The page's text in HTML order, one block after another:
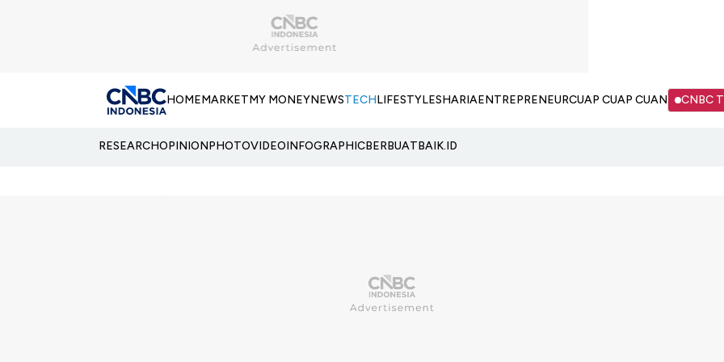
HOMEMARKETMY MONEYNEWSTECHLIFESTYLESHARIAENTREPRENEURCUAP CUAP CUAN CNBC
RESEARCHOPINIONPHOTOVIDEOINFOGRAPHICBERBUATBAIK.ID